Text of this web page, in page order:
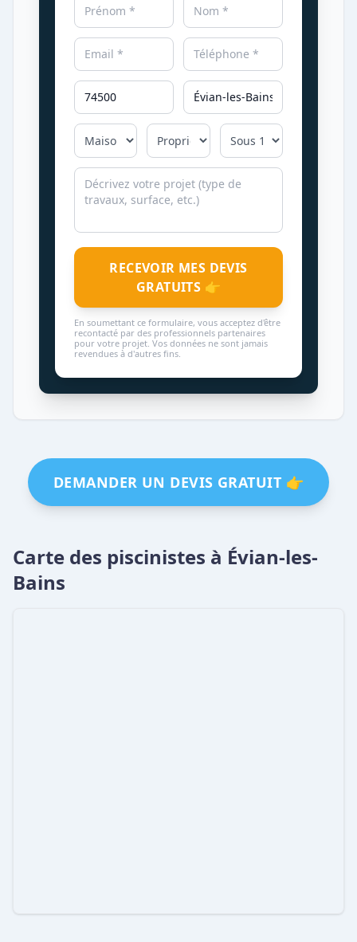
RECEVOIR MES DEVIS
GRATUITS 👉
En soumettant ce formulaire, vous acceptez d'être
recontacté par des professionnels partenaires
pour votre projet. Vos données ne sont jamais
revendues à d'autres fins.
DEMANDER UN DEVIS GRATUIT 👉
Carte des piscinistes à Évian-les-
Bains